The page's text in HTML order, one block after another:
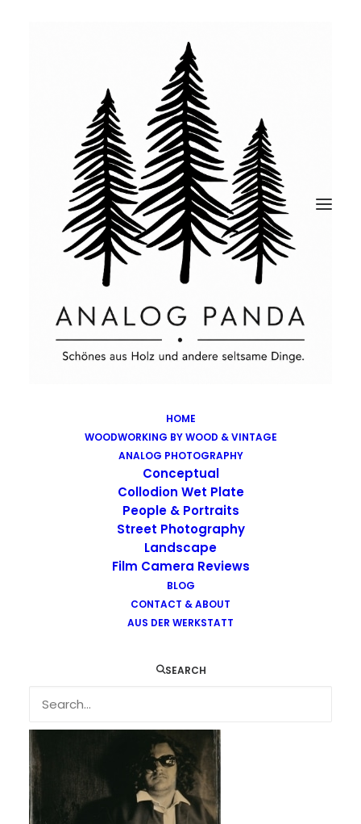
HOME
WOODWORKING BY WOOD & VINTAGE
ANALOG PHOTOGRAPHY
Conceptual
Collodion Wet Plate
People & Portraits
Street Photography
Landscape
Film Camera Reviews
BLOG
CONTACT & ABOUT
AUS DER WERKSTATT
SEARCH
Images tagged "tintype"
Images tagged "tintype"